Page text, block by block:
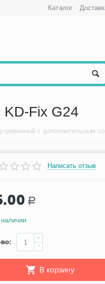
Каталог
KD-Fix G24
Написать отзыв
Р
во:
+
−
В корзину